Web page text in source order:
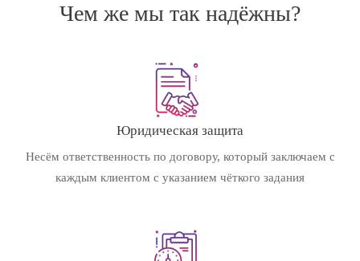
Чем же мы так надёжны?
Юридическая защита
Несём ответственность по договору, который заключаем с
каждым клиентом с указанием чёткого задания